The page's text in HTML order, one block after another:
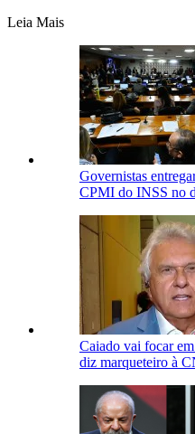
Leia Mais
Governistas
CPMI do INSS no
Caiado vai focar
diz marqueteiro à